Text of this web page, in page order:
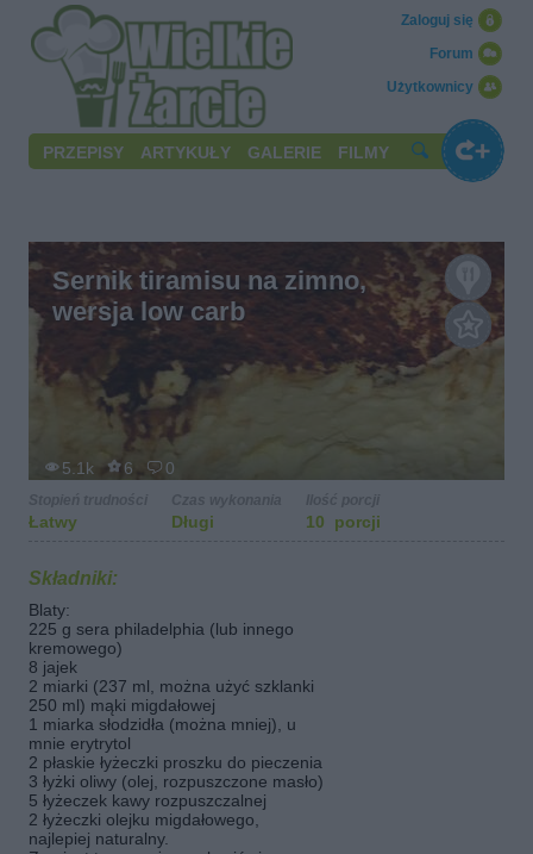
Użytkownicy
Forum
Zaloguj się
PRZEPISY ARTYKUŁY GALERIE FILMY
Sernik tiramisu na zimno,
wersja low carb
5.1k 6 0
Łatwy Długi 10 porcji
Składniki:
Blaty:
225 g sera philadelphia (lub innego
kremowego)
8 jajek
2 miarki (237 ml, można użyć szklanki
250 ml) mąki migdałowej
1 miarka słodzidła (można mniej), u
mnie erytrytol
2 płaskie łyżeczki proszku do pieczenia
3 łyżki oliwy (olej, rozpuszczone masło)
5 łyżeczek kawy rozpuszczalnej
2 łyżeczki olejku migdałowego,
najlepiej naturalny.